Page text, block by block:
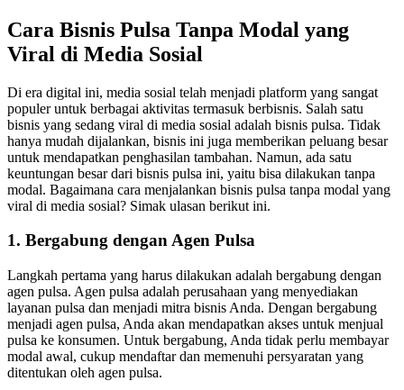
Cara Bisnis Pulsa Tanpa Modal yang
Viral di Media Sosial
Di era digital ini, media sosial telah menjadi platform yang sangat
populer untuk berbagai aktivitas termasuk berbisnis. Salah satu
bisnis yang sedang viral di media sosial adalah bisnis pulsa. Tidak
hanya mudah dijalankan, bisnis ini juga memberikan peluang besar
untuk mendapatkan penghasilan tambahan. Namun, ada satu
keuntungan besar dari bisnis pulsa ini, yaitu bisa dilakukan tanpa
modal. Bagaimana cara menjalankan bisnis pulsa tanpa modal yang
viral di media sosial? Simak ulasan berikut ini.
1. Bergabung dengan Agen Pulsa
Langkah pertama yang harus dilakukan adalah bergabung dengan
agen pulsa. Agen pulsa adalah perusahaan yang menyediakan
layanan pulsa dan menjadi mitra bisnis Anda. Dengan bergabung
menjadi agen pulsa, Anda akan mendapatkan akses untuk menjual
pulsa ke konsumen. Untuk bergabung, Anda tidak perlu membayar
modal awal, cukup mendaftar dan memenuhi persyaratan yang
ditentukan oleh agen pulsa.